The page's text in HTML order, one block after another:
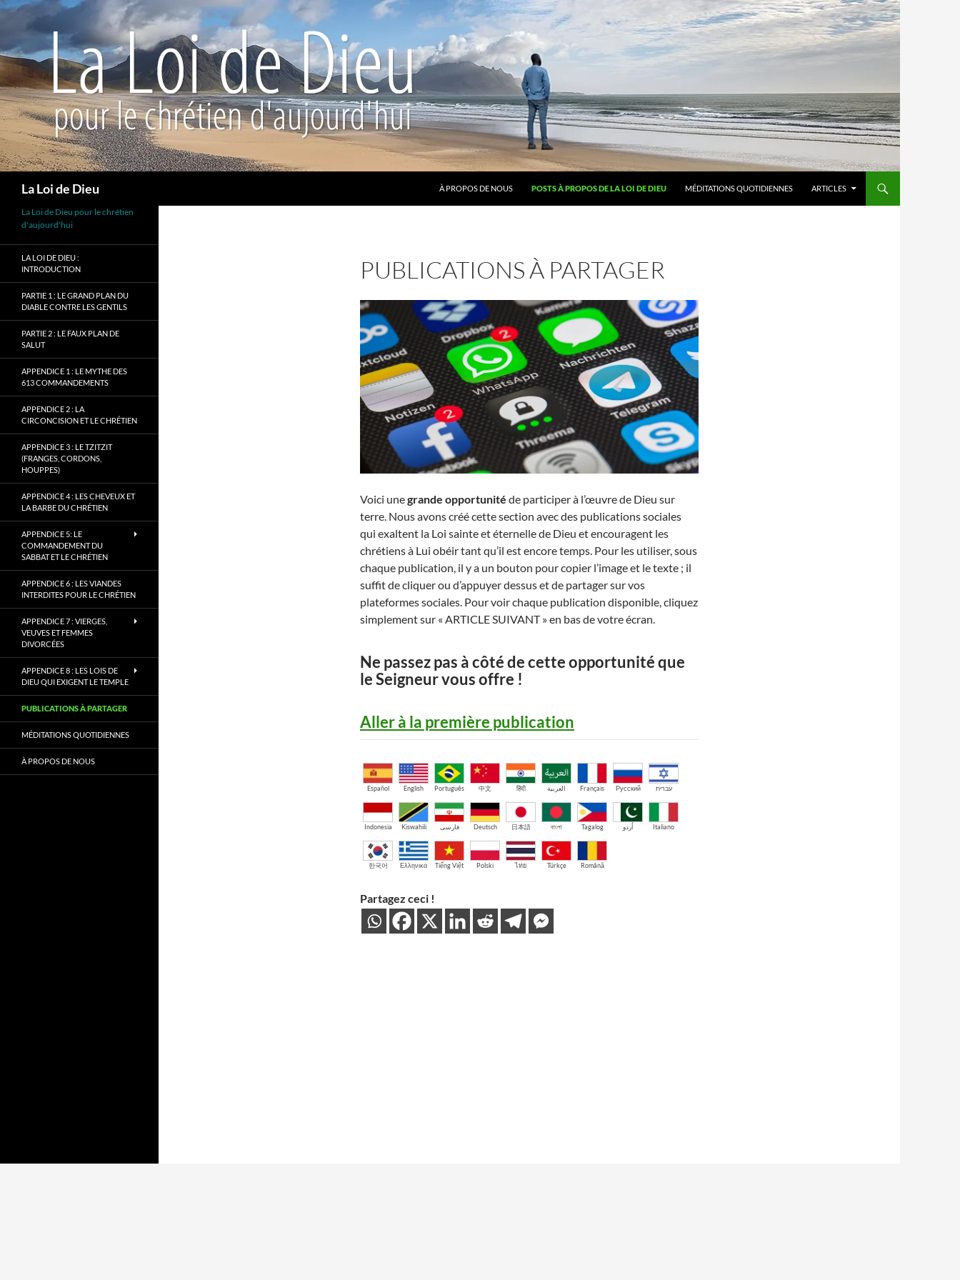
La Loi de Dieu
À PROPOS DE NOUS
POSTS À PROPOS DE LA LOI DE DIEU MÉDITATIONS QUOTIDIENNES ARTICLES
PUBLICATIONS À PARTAGER
Voici unegrande opportunité de participer à l’œuvre de Dieu sur
terre. Nous avons créé cette section avec des publications sociales
qui exaltent la Loi sainte et éternelle de Dieu et encouragent les
chrétiens à Lui obéir tant qu’il est encore temps. Pour les utiliser, sous
chaque publication, il y a un bouton pour copier l’image et le texte ; il
suffit de cliquer ou d’appuyer dessus et de partager sur vos
plateformes sociales. Pour voir chaque publication disponible, cliquez
simplement sur « ARTICLE SUIVANT » en bas de votre écran.
Ne passez pas à côté de cette opportunité que
le Seigneur vous offre !
Aller à la première publication
Español English Português 中文 हिंदी العربية Français Русский עברית
Indonesia Kiswahili فارسی Deutsch 日本語 বাংলা Tagalog اُردو Italiano
한국어 Ελληνικά Tiếng Việt Polski ไทย Türkçe Română
Partagez ceci !
La Loi de Dieu pour le chrétien
d'aujourd'hui
LA LOI DE DIEU :
INTRODUCTION
PARTIE 1 : LE GRAND PLAN DU
DIABLE CONTRE LES GENTILS
PARTIE 2 : LE FAUX PLAN DE
SALUT
APPENDICE 1 : LE MYTHE DES
613 COMMANDEMENTS
APPENDICE 2 : LA
CIRCONCISION ET LE CHRÉTIEN
APPENDICE 3 : LE TZITZIT
(FRANGES, CORDONS,
HOUPPES)
APPENDICE 4 : LES CHEVEUX ET
LA BARBE DU CHRÉTIEN
APPENDICE 5: LE
COMMANDEMENT DU
SABBAT ET LE CHRÉTIEN
APPENDICE 6 : LES VIANDES
INTERDITES POUR LE CHRÉTIEN
APPENDICE 7 : VIERGES,
VEUVES ET FEMMES
DIVORCÉES
APPENDICE 8 : LES LOIS DE
DIEU QUI EXIGENT LE TEMPLE
PUBLICATIONS À PARTAGER
MÉDITATIONS QUOTIDIENNES
À PROPOS DE NOUS